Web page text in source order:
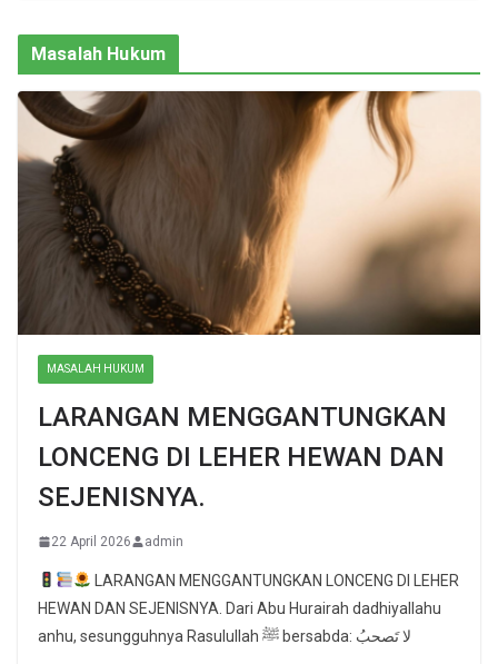
Masalah Hukum
MASALAH HUKUM
LARANGAN MENGGANTUNGKAN
LONCENG DI LEHER HEWAN DAN
SEJENISNYA.
22 April 2026 admin
LARANGAN MENGGANTUNGKAN LONCENG DI LEHER
HEWAN DAN SEJENISNYA. Dari Abu Hurairah dadhiyallahu
anhu, sesungguhnya Rasulullah ﷺ bersabda: لا تَصحبُ